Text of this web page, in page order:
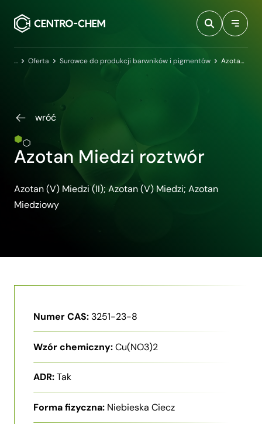
Centro-Chem
Oferta Surowce do produkcji barwników i pigmentów Azotan Miedzi roztwór
wróć
Azotan Miedzi roztwór
Azotan (V) Miedzi (II); Azotan (V) Miedzi; Azotan
Miedziowy
Numer CAS: 3251-23-8
Wzór chemiczny:Cu(NO3)2
ADR:Tak
Forma fizyczna: Niebieska Ciecz